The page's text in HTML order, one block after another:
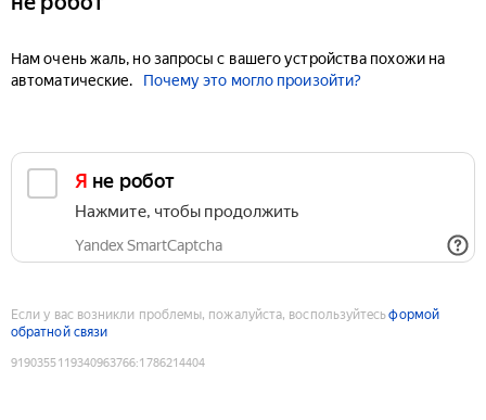
Нам очень жаль, но запросы с вашего устройства похожи на
автоматические.
Почему это могло произойти?
Я не робот
Нажмите, чтобы продолжить
Yandex SmartCaptcha
Если у вас возникли проблемы, пожалуйста, воспользуйтесьформой
обратной связи
9190355119340963766:1786214404